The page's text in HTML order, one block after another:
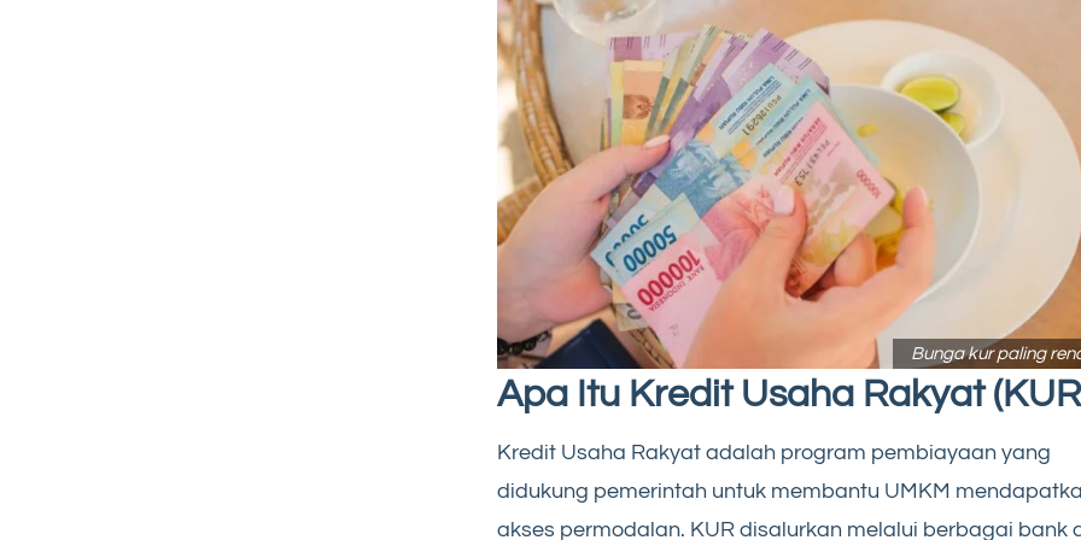
Bunga kur paling
Apa Itu Kredit Usaha Rakyat
Kredit Usaha Rakyat adalah program pembiayaan yang
didukung pemerintah untuk membantu UMKM
akses permodalan. KUR disalurkan melalui berbagai bank